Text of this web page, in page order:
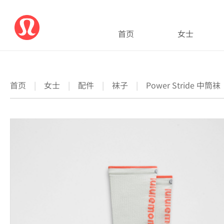
首页 女士
首页 | 女士 | 配件 | 袜子 | Power Stride 中筒袜